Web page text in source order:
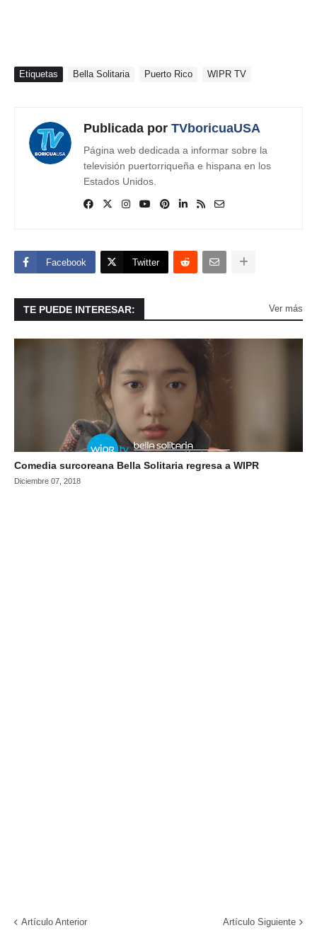
Etiquetas Bella Solitaria Puerto Rico WIPR TV
Publicada por TVboricuaUSA
Página web dedicada a informar sobre la
televisión puertorriqueña e hispana en los
Estados Unidos.
Facebook Twitter
TE PUEDE INTERESAR: Ver más
Comedia surcoreana Bella Solitaria regresa a WIPR
Diciembre 07, 2018
Artículo Anterior Artículo Siguiente